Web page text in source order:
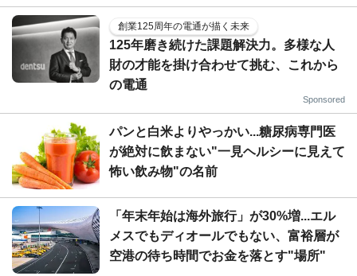
創業125周年の電通が描く未来
125年磨き続けた課題解決力。多様な人
財の才能を掛け合わせて挑む、これから
の電通
Sponsored
パンと白米よりやっかい...糖尿病専門医
が絶対に飲まない"一見ヘルシーに見えて
怖い飲み物"の名前
「年末年始は海外旅行」が30%増...エル
メスでもディオールでもない、富裕層が
空港の待ち時間でお金を落とす"場所"